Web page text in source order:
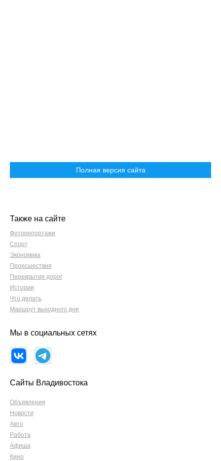
Полная версия сайта
Также на сайте
Фоторепортажи
Спорт
Экономика
Происшествия
Перекрытия дорог
Истории
Что делать
Маршрут выходного дня
Мы в социальных сетях
Сайты Владивостока
Объявления
Новости
Авто
Работа
Афиша
Кино